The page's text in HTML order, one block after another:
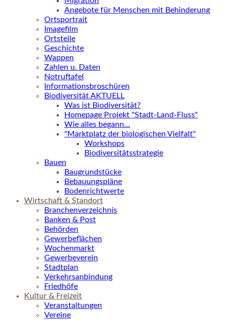
Angebote für Menschen mit Behinderung
Ortsportrait
Imagefilm
Ortsteile
Geschichte
Wappen
Zahlen u. Daten
Notruftafel
Informationsbroschüren
Biodiversität AKTUELL
Was ist Biodiversität?
Homepage Projekt "Stadt-Land-Fluss"
Wie alles begann...
"Marktplatz der biologischen Vielfalt"
Workshops
Biodiversitätsstrategie
Bauen
Baugrundstücke
Bebauungspläne
Bodenrichtwerte
Wirtschaft & Standort
Branchenverzeichnis
Banken & Post
Behörden
Gewerbeflächen
Wochenmarkt
Gewerbeverein
Stadtplan
Verkehrsanbindung
Friedhöfe
Kultur & Freizeit
Veranstaltungen
Vereine